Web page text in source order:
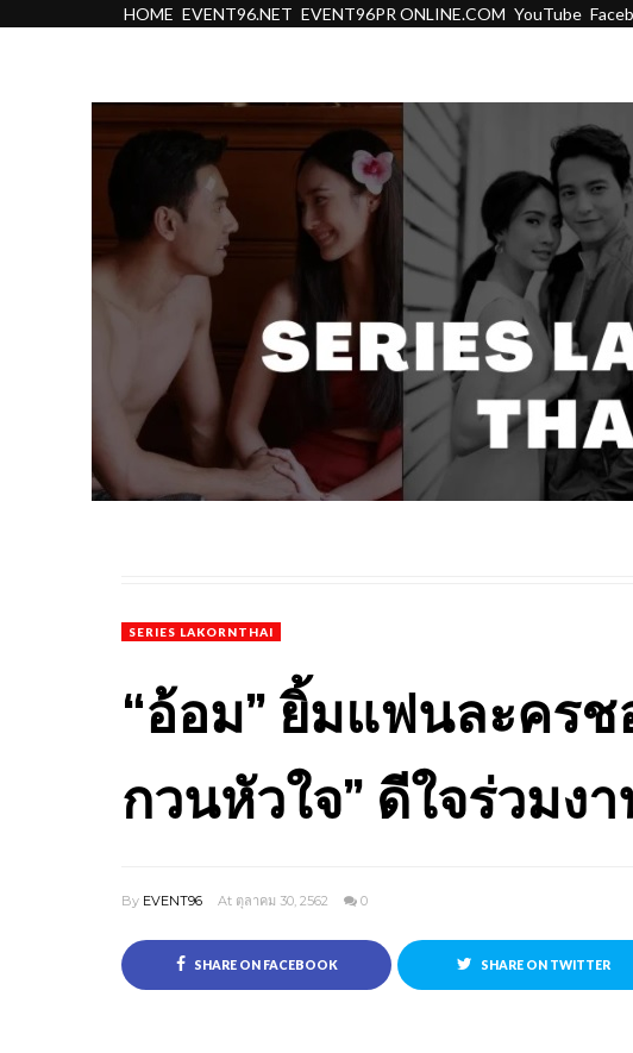
HOME EVENT96.NET EVENT96PR ONLINE.COM YouTube
SERIES LAKORNTHAI
“อ้อม” ยิ้มแฟนละคร
กวนหัวใจ” ดีใจร่วมง
By EVENT96 At ตุลาคม 30, 2562 0
SHARE ON FACEBOOK SHARE ON TWITTER